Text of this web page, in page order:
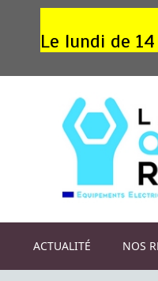
Le lundi de
ACTUALITÉ NOS